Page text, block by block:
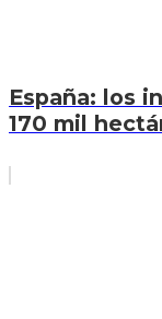
España: los
170 mil